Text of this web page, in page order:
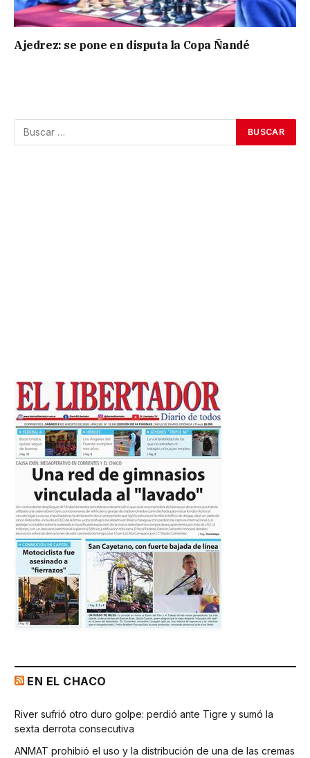
Ajedrez: se pone en disputa la Copa Ñandé
EN EL CHACO
River sufrió otro duro golpe: perdió ante Tigre y sumó la
sexta derrota consecutiva
ANMAT prohibió el uso y la distribución de una de las cremas